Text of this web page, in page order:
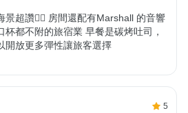
超讚👍🏻 房間還配有Marshall 的音響
都不附的旅宿業 早餐是碳烤吐司，
開放更多彈性讓旅客選擇
5